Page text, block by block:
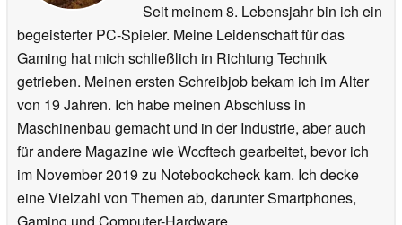
Seit meinem 8. Lebensjahr bin ich ein
begeisterter PC-Spieler. Meine Leidenschaft für das
Gaming hat mich schließlich in Richtung Technik
getrieben. Meinen ersten Schreibjob bekam ich im Alter
von 19 Jahren. Ich habe meinen Abschluss in
Maschinenbau gemacht und in der Industrie, aber auch
für andere Magazine wie Wccftech gearbeitet, bevor ich
im November 2019 zu Notebookcheck kam. Ich decke
eine Vielzahl von Themen ab, darunter Smartphones,